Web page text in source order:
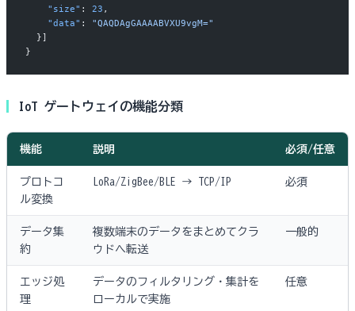
    "size"
: 23 ,
    "data"
: "QAQDAgGAAAABVXU9vgM="
  }]
}
IoT ゲートウェイの機能分類
機能 説明 必須/任意
プロトコ
ル変換
LoRa/ZigBee/BLE → TCP/IP 必須
データ集
約
複数端末のデータをまとめてクラ
ウドへ転送
一般的
エッジ処
理
データのフィルタリング・集計を
ローカルで実施
任意